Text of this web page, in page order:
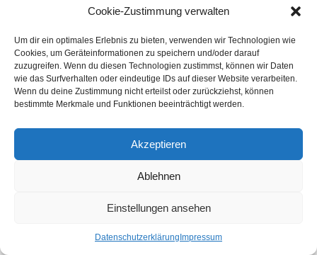
Cookie-Zustimmung verwalten
Um dir ein optimales Erlebnis zu bieten, verwenden wir Technologien wie
Cookies, um Geräteinformationen zu speichern und/oder darauf
zuzugreifen. Wenn du diesen Technologien zustimmst, können wir Daten
wie das Surfverhalten oder eindeutige IDs auf dieser Website verarbeiten.
Wenn du deine Zustimmung nicht erteilst oder zurückziehst, können
bestimmte Merkmale und Funktionen beeinträchtigt werden.
Akzeptieren
Ablehnen
Einstellungen ansehen
Datenschutzerklärung Impressum
Druckereien in Deutschland
Druckereien in Deutschland